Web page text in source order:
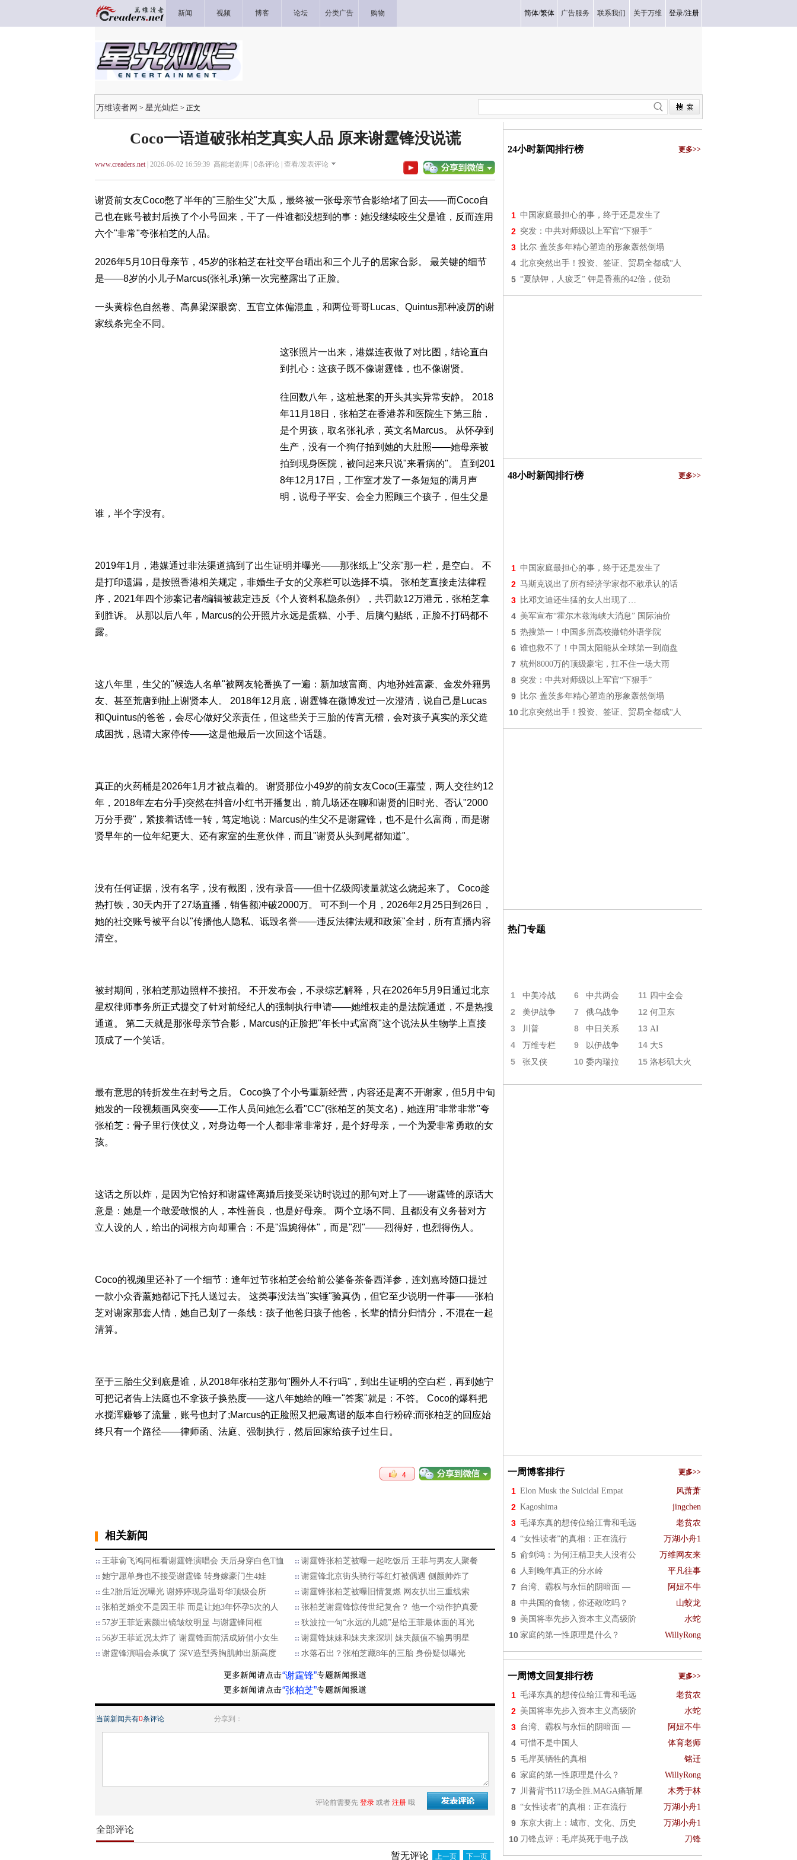
新闻 视频 博客 论坛 分类广告 购物 简体/繁体 广告服务 联系我们 关于万维 登录/注册
万维读者网 > 星光灿烂 > 正文
Coco一语道破张柏芝真实人品 原来谢霆锋没说谎
www.creaders.net| 2026-06-02 16:59:39 高能老剧库 | 0条评论 | 查看/发表评论
谢贤前女友Coco憋了半年的"三胎生父"大瓜，最终被一张母亲节合影给堵了回去——而Coco自
己也在账号被封后换了个小号回来，干了一件谁都没想到的事：她没继续咬生父是谁，反而连用
六个"非常"夸张柏芝的人品。
2026年5月10日母亲节，45岁的张柏芝在社交平台晒出和三个儿子的居家合影。 最关键的细节
是——8岁的小儿子Marcus(张礼承)第一次完整露出了正脸。
一头黄棕色自然卷、高鼻梁深眼窝、五官立体偏混血，和两位哥哥Lucas、Quintus那种凌厉的谢
家线条完全不同。
这张照片一出来，港媒连夜做了对比图，结论直白
到扎心：这孩子既不像谢霆锋，也不像谢贤。
往回数八年，这桩悬案的开头其实异常安静。 2018
年11月18日，张柏芝在香港养和医院生下第三胎，
是个男孩，取名张礼承，英文名Marcus。 从怀孕到
生产，没有一个狗仔拍到她的大肚照——她母亲被
拍到现身医院，被问起来只说"来看病的"。 直到201
8年12月17日，工作室才发了一条短短的满月声
明，说母子平安、会全力照顾三个孩子，但生父是
谁，半个字没有。
2019年1月，港媒通过非法渠道搞到了出生证明并曝光——那张纸上"父亲"那一栏，是空白。 不
是打印遗漏，是按照香港相关规定，非婚生子女的父亲栏可以选择不填。 张柏芝直接走法律程
序，2021年四个涉案记者/编辑被裁定违反《个人资料私隐条例》，共罚款12万港元，张柏芝拿
到胜诉。 从那以后八年，Marcus的公开照片永远是蛋糕、小手、后脑勺贴纸，正脸不打码都不
露。
这八年里，生父的"候选人名单"被网友轮番换了一遍：新加坡富商、内地孙姓富豪、金发外籍男
友、甚至荒唐到扯上谢贤本人。 2018年12月底，谢霆锋在微博发过一次澄清，说自己是Lucas
和Quintus的爸爸，会尽心做好父亲责任，但这些关于三胎的传言无稽，会对孩子真实的亲父造
成困扰，恳请大家停传——这是他最后一次回这个话题。
真正的火药桶是2026年1月才被点着的。 谢贤那位小49岁的前女友Coco(王嘉莹，两人交往约12
年，2018年左右分手)突然在抖音/小红书开播复出，前几场还在聊和谢贤的旧时光、否认"2000
万分手费"，紧接着话锋一转，笃定地说：Marcus的生父不是谢霆锋，也不是什么富商，而是谢
贤早年的一位年纪更大、还有家室的生意伙伴，而且"谢贤从头到尾都知道"。
没有任何证据，没有名字，没有截图，没有录音——但十亿级阅读量就这么烧起来了。 Coco趁
热打铁，30天内开了27场直播，销售额冲破2000万。 可不到一个月，2026年2月25日到26日，
她的社交账号被平台以"传播他人隐私、诋毁名誉——违反法律法规和政策"全封，所有直播内容
清空。
被封期间，张柏芝那边照样不接招。 不开发布会，不录综艺解释，只在2026年5月9日通过北京
星权律师事务所正式提交了针对前经纪人的强制执行申请——她维权走的是法院通道，不是热搜
通道。 第二天就是那张母亲节合影，Marcus的正脸把"年长中式富商"这个说法从生物学上直接
顶成了一个笑话。
最有意思的转折发生在封号之后。 Coco换了个小号重新经营，内容还是离不开谢家，但5月中旬
她发的一段视频画风突变——工作人员问她怎么看"CC"(张柏芝的英文名)，她连用"非常非常"夸
张柏芝：骨子里行侠仗义，对身边每一个人都非常非常好，是个好母亲，一个为爱非常勇敢的女
孩。
这话之所以炸，是因为它恰好和谢霆锋离婚后接受采访时说过的那句对上了——谢霆锋的原话大
意是：她是一个敢爱敢恨的人，本性善良，也是好母亲。 两个立场不同、且都没有义务替对方
立人设的人，给出的词根方向却重合：不是"温婉得体"，而是"烈"——烈得好，也烈得伤人。
Coco的视频里还补了一个细节：逢年过节张柏芝会给前公婆备茶备西洋参，连刘嘉玲随口提过
一款小众香薰她都记下托人送过去。 这类事没法当"实锤"验真伪，但它至少说明一件事——张柏
芝对谢家那套人情，她自己划了一条线：孩子他爸归孩子他爸，长辈的情分归情分，不混在一起
清算。
至于三胎生父到底是谁，从2018年张柏芝那句"圈外人不行吗"，到出生证明的空白栏，再到她宁
可把记者告上法庭也不拿孩子换热度——这八年她给的唯一"答案"就是：不答。 Coco的爆料把
水搅浑赚够了流量，账号也封了;Marcus的正脸照又把最离谱的版本自行粉碎;而张柏芝的回应始
终只有一个路径——律师函、法庭、强制执行，然后回家给孩子过生日。
4
相关新闻
王菲俞飞鸿同框看谢霆锋演唱会 天后身穿白色T恤
谢霆锋张柏芝被曝一起吃饭后 王菲与男友人聚餐
她宁愿单身也不接受谢霆锋 转身嫁豪门生4娃
谢霆锋北京街头骑行等红灯被偶遇 侧颜帅炸了
生2胎后近况曝光 谢婷婷现身温哥华顶级会所
谢霆锋张柏芝被曝旧情复燃 网友扒出三重线索
张柏芝婚变不是因王菲 而是让她3年怀孕5次的人
张柏芝谢霆锋惊传世纪复合？ 他一个动作护真爱
57岁王菲近素颜出镜皱纹明显 与谢霆锋同框
狄波拉一句“永远的儿媳”是给王菲最体面的耳光
56岁王菲近况太炸了 谢霆锋面前活成娇俏小女生
谢霆锋妹妹和妹夫来深圳 妹夫颜值不输男明星
谢霆锋演唱会杀疯了 深V造型秀胸肌帅出新高度
水落石出？张柏芝藏8年的三胎 身份疑似曝光
“谢霆锋”
“张柏芝”
当前新闻共有0条评论 分享到：
评论前需要先 登录 或者 注册 哦
全部评论
暂无评论 上一页 下一页
24小时新闻排行榜 更多>>
1 中国家庭最担心的事，终于还是发生了
2 突发：中共对师级以上军官“下狠手”
3 比尔·盖茨多年精心塑造的形象轰然倒塌
4 北京突然出手！投资、签证、贸易全都成“人
5 “夏缺钾，人疲乏” 钾是香蕉的42倍，使劲
48小时新闻排行榜 更多>>
1 中国家庭最担心的事，终于还是发生了
2 马斯克说出了所有经济学家都不敢承认的话
3 比邓文迪还生猛的女人出现了…
4 美军宣布“霍尔木兹海峡大消息” 国际油价
5 热搜第一！中国多所高校撤销外语学院
6 谁也救不了！中国太阳能从全球第一到崩盘
7 杭州8000万的顶级豪宅，扛不住一场大雨
8 突发：中共对师级以上军官“下狠手”
9 比尔·盖茨多年精心塑造的形象轰然倒塌
10 北京突然出手！投资、签证、贸易全都成“人
热门专题
1 中美冷战 6 中共两会 11 四中全会
2 美伊战争 7 俄乌战争 12 何卫东
3 川普 8 中日关系 13 AI
4 万维专栏 9 以伊战争 14 大S
5 张又侠 10 委内瑞拉 15 洛杉矶大火
一周博客排行 更多>>
1 Elon Musk the Suicidal Empat 风萧萧
2 Kagoshima jingchen
3 毛泽东真的想传位给江青和毛远 老贫农
4 “女性读者”的真相：正在流行 万湖小舟1
5 俞剑鸿：为何汪精卫夫人没有公 万维网友来
6 人到晚年真正的分水岭 平凡往事
7 台湾、霸权与永恒的阴暗面 — 阿妞不牛
8 中共国的食物，你还敢吃吗？ 山蛟龙
9 美国将率先步入资本主义高级阶 水蛇
10 家庭的第一性原理是什么？ WillyRong
一周博文回复排行榜 更多>>
1 毛泽东真的想传位给江青和毛远 老贫农
2 美国将率先步入资本主义高级阶 水蛇
3 台湾、霸权与永恒的阴暗面 — 阿妞不牛
4 可惜不是中国人 体育老师
5 毛岸英牺牲的真相 铭迁
6 家庭的第一性原理是什么？ WillyRong
7 川普背书117场全胜.MAGA痛斩犀 木秀于林
8 “女性读者”的真相：正在流行 万湖小舟1
9 东京大街上：城市、文化、历史 万湖小舟1
10 刀锋点评：毛岸英死于电子战 刀锋